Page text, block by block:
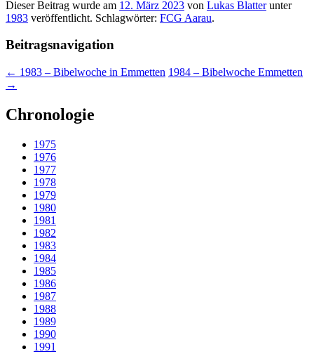
Dieser Beitrag wurde am 12. März 2023 von Lukas Blatterunter
1983 veröffentlicht. Schlagwörter: FCG Aarau.
Beitragsnavigation
← 1983 – Bibelwoche in Emmetten 1984 – Bibelwoche Emmetten
→
Chronologie
1975
1976
1977
1978
1979
1980
1981
1982
1983
1984
1985
1986
1987
1988
1989
1990
1991